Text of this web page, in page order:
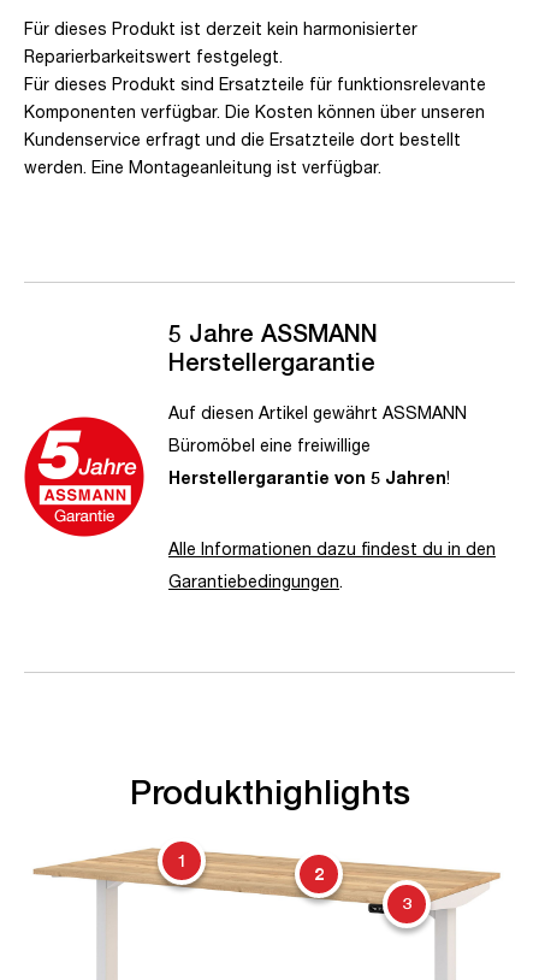
Für dieses Produkt ist derzeit kein harmonisierter
Reparierbarkeitswert festgelegt.
Für dieses Produkt sind Ersatzteile für funktionsrelevante
Komponenten verfügbar. Die Kosten können über unseren
Kundenservice erfragt und die Ersatzteile dort bestellt
werden. Eine Montageanleitung ist verfügbar.
5 Jahre ASSMANN
Herstellergarantie
Auf diesen Artikel gewährt ASSMANN
Büromöbel eine freiwillige
Herstellergarantie von 5 Jahren!
Alle Informationen dazu findest du in den
Garantiebedingungen.
Produkthighlights
1
2
3